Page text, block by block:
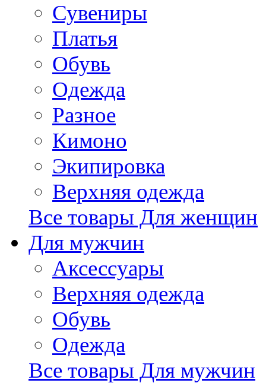
Сувениры
Платья
Обувь
Одежда
Разное
Кимоно
Экипировка
Верхняя одежда
Все товары Для женщин
Для мужчин
Аксессуары
Верхняя одежда
Обувь
Одежда
Все товары Для мужчин